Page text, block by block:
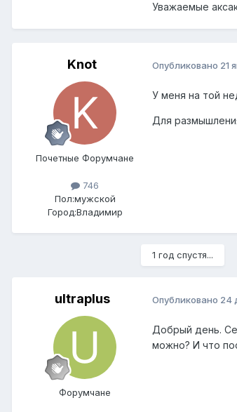
Уважаемые
Knot
Почетные Форумчане
746
Пол:мужской
Город:Владимир
Опубликовано 21
У меня на той
Для
1 год спустя...
ultraplus
Форумчане
Опубликовано 24
Добрый день.
можно? И что